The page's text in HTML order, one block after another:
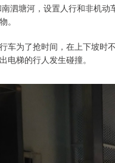
泗塘河，设置人行和非机
。
车为了抢时间，在上下坡
电梯的行人发生碰撞。